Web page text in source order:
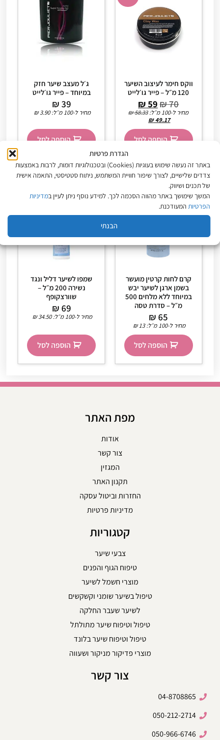
הגדרת פרטיות
באתר זה נעשה שימוש בעוגיות (Cookies) ובטכנולוגיות דומות, לרבות באמצעות
צדדים שלישיים, לצורך שיפור חוויית המשתמש, ניתוח סטטיסטי, התאמה אישית
של תכנים ושיווק.
המשך שימושך באתר מהווה הסכמה לכך. למידע נוסף ניתן לעיין במדיניות
הפרטיותהמעודכנת.
הבנתי
ווקס חימר לעיצוב השיער
120 מ״ל – פייר גו׳לייט
₪70
₪59
מחיר ל-100 מ״ל: ₪58.33
₪49.17
הוספה לסל
ג׳ל מעצב שיער חזק
במיוחד – פייר גו׳לייט
₪39
מחיר ל-100 מ״ל: ₪3.90
הוספה לסל
קרם לחות קרטין מועשר
בשמן ארגן לשיער יבש
במיוחד ללא מלחים 500
מ״ל – סדרת טסה
₪65
מחיר ל-100 מ״ל: ₪13
הוספה לסל
שמפו לשיער דליל ונגד
נשירה 200 מ״ל –
שוורצקופף
₪69
מחיר ל-100 מ״ל: ₪34.50
הוספה לסל
מפת האתר
אודות
צור קשר
המגזין
תקנון האתר
החזרות וביטול עסקה
מדיניות פרטיות
קטגוריות
צבעי שיער
טיפוח הגוף והפנים
מוצרי חשמל לשיער
טיפול בשיער שומני וקשקשים
לשיער שעבר החלקה
טיפול וטיפוח שיער מתולתל
טיפול וטיפוח שיער בלונד
מוצרי פדיקור מניקור ושעווה
צור קשר
04-8708865
050-212-2714
050-966-6746